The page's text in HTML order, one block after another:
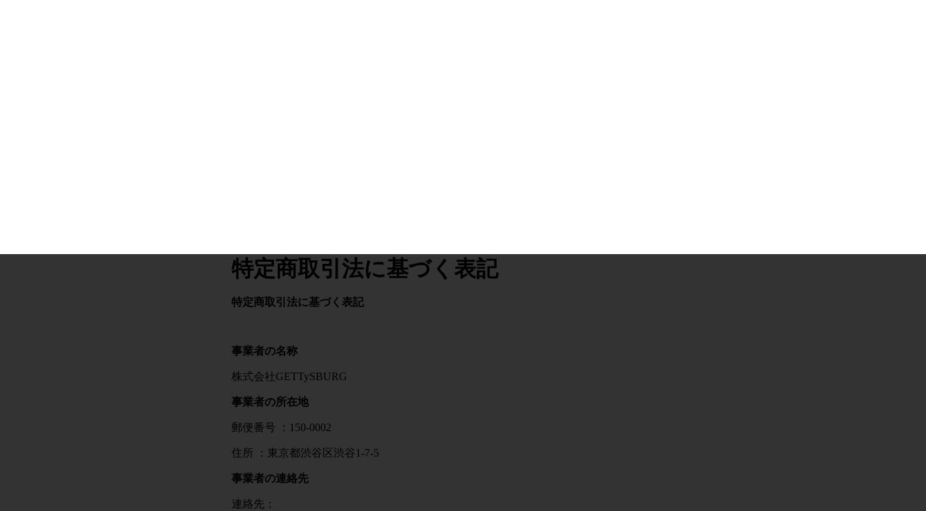
特定商取引法に基づく表記
特定商取引法に基づく表記
事業者の名称
株式会社GETTySBURG
事業者の所在地
郵便番号 ： 150-0002
住所 ：東京都渋谷区渋谷1-7-5
事業者の連絡先
連絡先：